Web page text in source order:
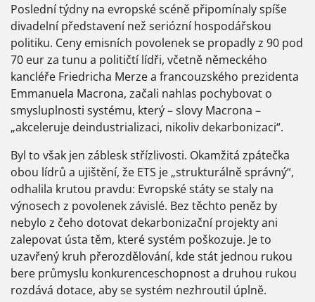
Poslední týdny na evropské scéně připomínaly spíše
divadelní představení než seriózní hospodářskou
politiku. Ceny emisních povolenek se propadly z 90 pod
70 eur za tunu a političtí lídři, včetně německého
kancléře Friedricha Merze a francouzského prezidenta
Emmanuela Macrona, začali nahlas pochybovat o
smysluplnosti systému, který – slovy Macrona –
„akceleruje deindustrializaci, nikoliv dekarbonizaci“.
Byl to však jen záblesk střízlivosti. Okamžitá zpátečka
obou lídrů a ujištění, že ETS je „strukturálně správný“,
odhalila krutou pravdu: Evropské státy se staly na
výnosech z povolenek závislé. Bez těchto peněz by
nebylo z čeho dotovat dekarbonizační projekty ani
zalepovat ústa těm, které systém poškozuje. Je to
uzavřený kruh přerozdělování, kde stát jednou rukou
bere průmyslu konkurenceschopnost a druhou rukou
rozdává dotace, aby se systém nezhroutil úplně.